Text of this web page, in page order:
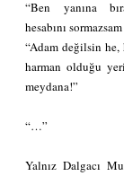
“Ben yanına
hesabını
“Adam değilsin he,
harman olduğu
meydana!”
“…”
Yalnız Dalgacı